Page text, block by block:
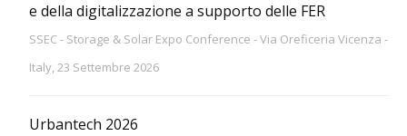
e della digitalizzazione a supporto delle FER
SSEC - Storage & Solar Expo Conference - Via Oreficeria Vicenza -
Italy, 23 Settembre 2026
Urbantech 2026